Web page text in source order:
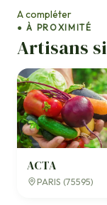
A compléter
● À PROXIMITÉ
Artisans
ACTA
PARIS (75595)